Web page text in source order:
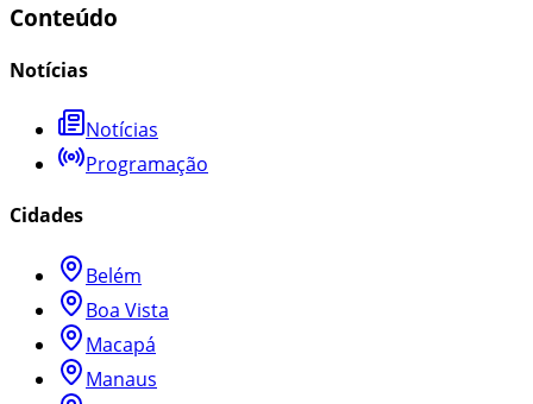
Conteúdo
Notícias
Notícias
Programação
Cidades
Belém
Boa Vista
Macapá
Manaus